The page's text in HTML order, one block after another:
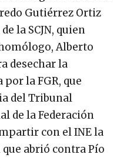
Gutiérrez Ortiz
la SCJN, quien
Alberto
desechar la
la FGR, que
del Tribunal
de la Federación
con el INE la
abrió contra Pío